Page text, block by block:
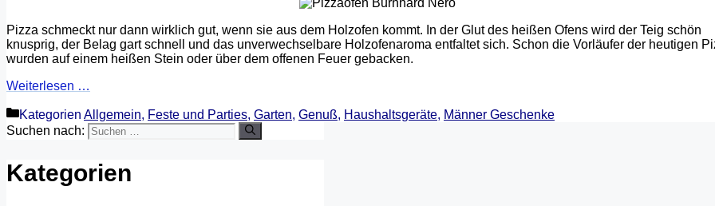
Pizza schmeckt nur dann wirklich gut, wenn sie aus dem Holzofen kommt. In der Glut des heißen Ofens wird der Teig schön
knusprig, der Belag gart schnell und das unverwechselbare Holzofenaroma entfaltet sich. Schon die Vorläufer der heutigen
wurden auf einem heißen Stein oder über dem offenen Feuer gebacken.
Weiterlesen …
Kategorien Allgemein, Feste und Parties, Garten, Genuß, Haushaltsgeräte, Männer Geschenke
Suchen nach:
Kategorien